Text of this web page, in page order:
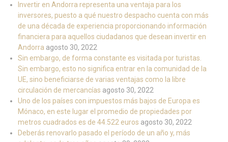
Invertir en Andorra representa una ventaja para los
inversores, puesto a qué nuestro despacho cuenta con más
de una década de experiencia proporcionando información
financiera para aquellos ciudadanos que desean invertir en
Andorra agosto 30, 2022
Sin embargo, de forma constante es visitada por turistas.
Sin embargo, esto no significa entrar en la comunidad de la
UE, sino beneficiarse de varias ventajas como la libre
circulación de mercancías agosto 30, 2022
Uno de los países con impuestos más bajos de Europa es
Mónaco, en este lugar el promedio de propiedades por
metros cuadrados es de 44.522 euros agosto 30, 2022
Deberás renovarlo pasado el período de un año y, más